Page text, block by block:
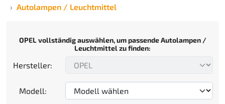
Autolampen / Leuchtmittel
OPEL vollständig auswählen, um passende Autolampen /
Leuchtmittel zu finden:
Hersteller:
Modell: